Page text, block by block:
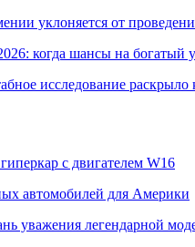
уклоняется от
когда шансы на богатый
исследование раскрыло
с двигателем W16
автомобилей для Америки
уважения легендарной